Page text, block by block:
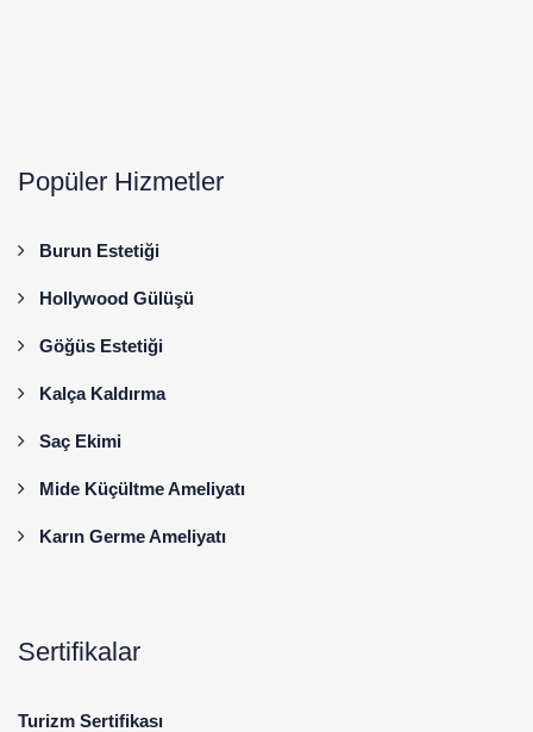
Popüler Hizmetler
Burun Estetiği
Hollywood Gülüşü
Göğüs Estetiği
Kalça Kaldırma
Saç Ekimi
Mide Küçültme Ameliyatı
Karın Germe Ameliyatı
Sertifikalar
Turizm Sertifikası